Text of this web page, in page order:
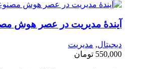
آیندۀ مدیريت در عصر هوش
دیجیتال, مدیریت
550,000 تومان